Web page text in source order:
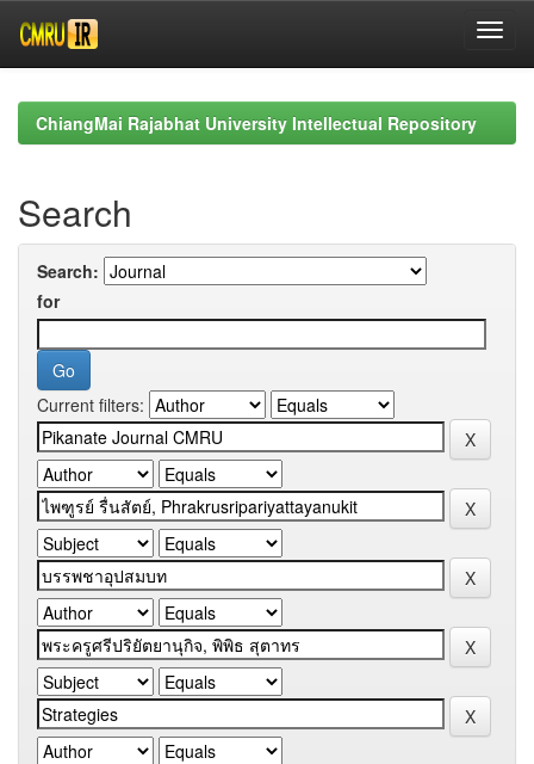
navigationChiangMai Rajabhat University Intellectual Repository
Search
Search:
for
Current filters: